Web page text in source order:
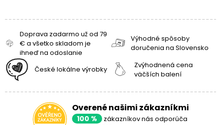
Doprava zadarmo už od 79
€ a všetko skladom je
ihneď na odoslanie
Výhodné spôsoby
doručenia na Slovensko
České lokálne výrobky
Zvýhodnená cena
väčších balení
Overené našimi zákazníkmi
100 % zákazníkov nás odporúča